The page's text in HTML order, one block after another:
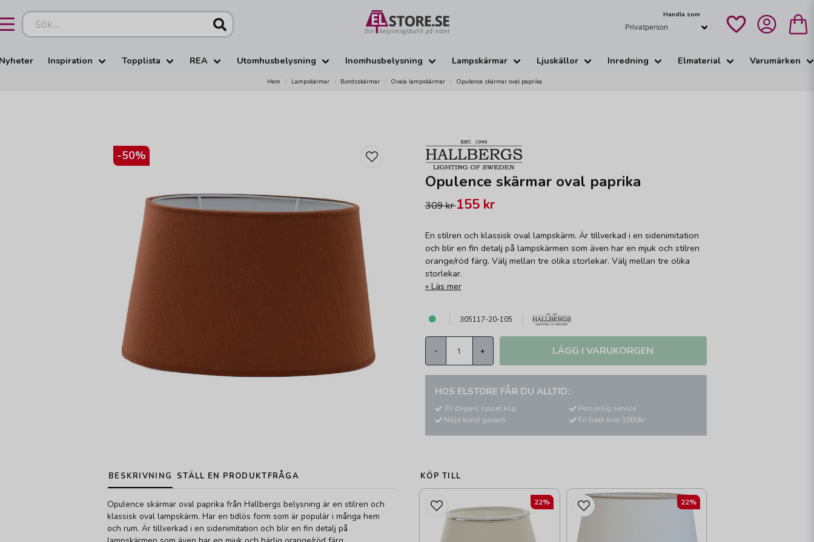
Sök... Handla som
Inspiration Topplista REA Utomhusbelysning Inomhusbelysning Lampskärmar Ljuskällor Inredning Elmaterial Varumärken
Hem Lampskärmar Bordsskärmar Ovala lampskärmar Opulence skärmar oval paprika
-50%
Opulence skärmar oval paprika
309 kr155 kr
En stilren och klassisk oval lampskärm. Är tillverkad i en sidenimitation
och blir en fin detalj på lampskärmen som även har en mjuk och stilren
orange/röd färg. Välj mellan tre olika storlekar. Välj mellan tre olika
storlekar.
Läs mer
305117-20-105
- + LÄGG I VARUKORGEN
HOS ELSTORE FÅR DU ALLTID:
30 dagars öppet köp
Nöjd kund garanti
Personlig service
Fri frakt över 1000kr
BESKRIVNING STÄLL EN PRODUKTFRÅGA
Opulence skärmar oval paprika från Hallbergs belysning är en stilren och
klassisk oval lampskärm. Har en tidlös form som är populär i många hem
och rum. Är tillverkad i en sidenimitation och blir en fin detalj på
KÖP TILL
22% 22%